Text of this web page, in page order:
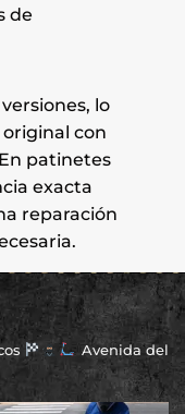
de
lo
con
patinetes
exacta
reparación
Avenida del